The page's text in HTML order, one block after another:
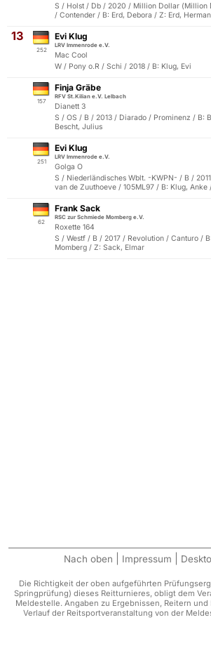
S / Holst / Db / 2020 / Million Dollar (Million
/ Contender / B: Erd, Debora / Z: Erd,
13
252
Evi Klug
LRV Immenrode e.V.
Mac Cool
W / Pony o.R / Schi / 2018 / B: Klug, Evi
157
Finja Gräbe
RFV St.Kilian e.V. Lelbach
Dianett 3
S / OS / B / 2013 / Diarado / Prominenz / B:
Bescht, Julius
251
Evi Klug
LRV Immenrode e.V.
Golga O
S / Niederländisches Wblt. -KWPN- / B /
van de Zuuthoeve / 105ML97 / B: Klug, Anke
62
Frank Sack
RSC zur Schmiede Momberg e.V.
Roxette 164
S / Westf / B / 2017 / Revolution / Canturo /
Momberg / Z: Sack, Elmar
Nach oben Impressum
Die Richtigkeit der oben aufgeführten
Springprüfung) dieses Reitturnieres, obligt dem
Meldestelle. Angaben zu Ergebnissen, Reitern
Verlauf der Reitsportveranstaltung von der